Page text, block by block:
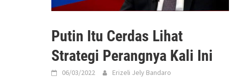
Putin Itu Cerdas Lihat
Strategi Perangnya Kali Ini
06/03/2022 Erizeli Jely Bandaro